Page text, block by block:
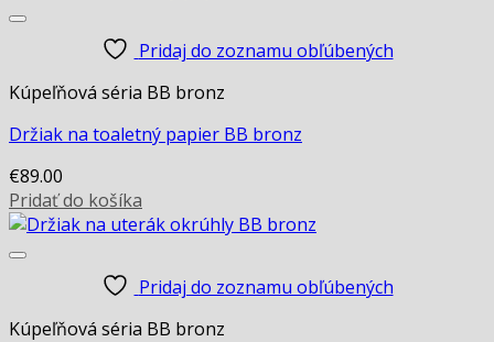
Pridaj do zoznamu obľúbených
Kúpeľňová séria BB bronz
Držiak na toaletný papier BB bronz
€89.00
Pridať do košíka
Pridaj do zoznamu obľúbených
Kúpeľňová séria BB bronz